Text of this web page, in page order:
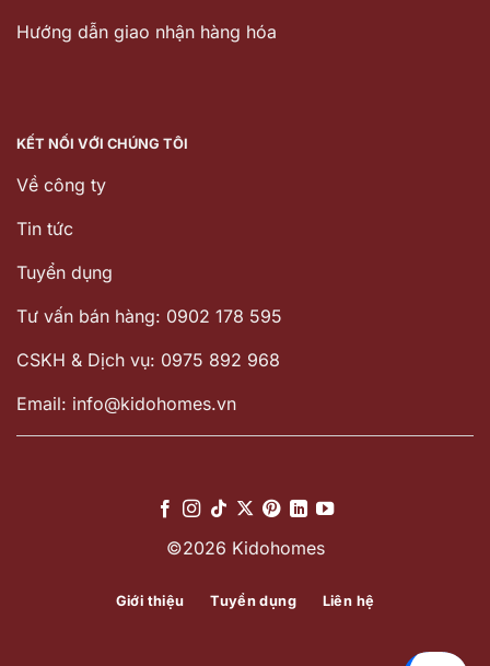
Hướng dẫn giao nhận hàng hóa
KẾT NỐI VỚI CHÚNG TÔI
Về công ty
Tin tức
Tuyển dụng
Tư vấn bán hàng: 0902 178 595
CSKH & Dịch vụ: 0975 892 968
Email: info@kidohomes.vn
©2026 Kidohomes
Giới thiệu Tuyển dụng Liên hệ